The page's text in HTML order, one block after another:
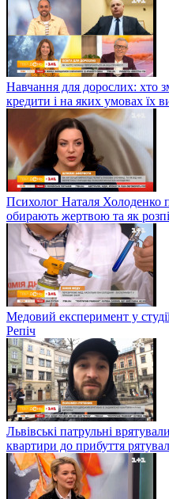
Навчання для дорослих: хто
кредити і на яких умовах їх
Психолог Наталя Холоденко
обирають жертвою та як
Медовий експеримент у
Репіч
Львівські патрульні
квартири до прибуття